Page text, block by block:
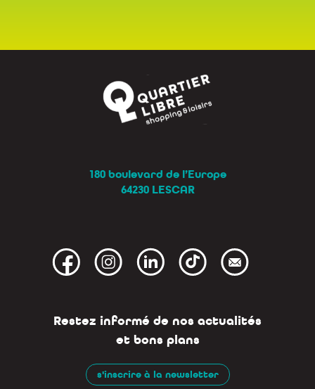
180 boulevard de l’Europe
64230 LESCAR
Restez informé de nos actualités
et bons plans
s'inscrire à la newsletter